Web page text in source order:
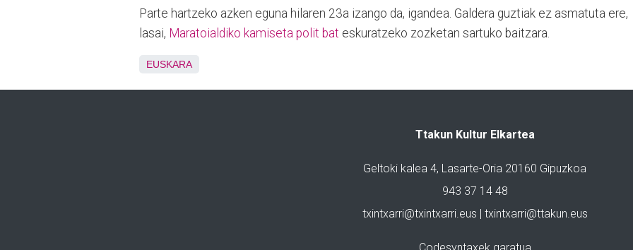
Parte hartzeko azken eguna hilaren 23a izango da, igandea. Galdera guztiak ez asmatuta ere,
lasai, Maratoialdiko kamiseta polit bat eskuratzeko zozketan sartuko baitzara.
EUSKARA
Ttakun Kultur Elkartea
Geltoki kalea 4, Lasarte-Oria 20160 Gipuzkoa
943 37 14 48
txintxarri@txintxarri.eus | txintxarri@ttakun.eus